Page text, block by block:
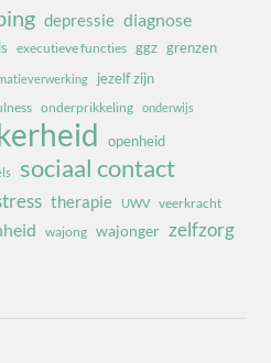
depressie diagnose
executieve functies ggz grenzen
jezelf zijn
onderprikkeling onderwijs
openheid
sociaal contact
therapie UWV veerkracht
wajong wajonger zelfzorg